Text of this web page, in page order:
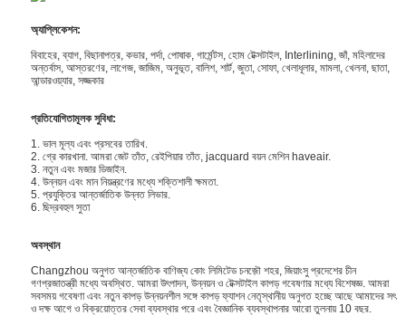
অ্যাপ্লিকেশন:
বিবাহের, ব্যাগ, বিছানাপত্র, কভার, পর্দা, পোষাক, গার্মেন্টস, হোম টেক্সটাইল, Interlining, জাঁ, মহিলাদের
অন্তর্বাস, আস্তরণের, লাগেজ, জাজিম, অনুভূত, বালিশ, শার্ট, জুতা, সোফা, খেলাধূলার, মামলা, খেলনা, ছাতা,
আন্ডারওয়্যার, সজ্জকার
প্রতিযোগিতামূলক সুবিধা:
1. ভাল মূল্য এবং প্রসবের তারিখ.
2. গ্রে কারখানা. আমরা জেট তাঁত, রেইপিয়ার তাঁত, jacquard বয়ন মেশিন haveair.
3. নতুন এবং মজার ডিজাইন.
4. উন্নয়ন এবং মান নিয়ন্ত্রণের মধ্যে শক্তিশালী ক্ষমতা.
5. প্রযুক্তির আন্তর্জাতিক উন্নত লিভার.
6. ছিদ্রবহুল সুতা
অবস্থান
Changzhou অনুগত আন্তর্জাতিক বাণিজ্য কোং লিমিটেড চনজ়ৌ শহর, জিয়াংসু প্রদেশের চীন
গণপ্রজাতন্ত্রী মধ্যে অবস্থিত. আমরা উৎপাদন, উন্নয়ন ও টেক্সটাইল কাপড় গবেষণার মধ্যে বিশেষজ্ঞ. আমরা
সবসময় গবেষণা এবং নতুন কাপড় উন্নয়নশীল সঙ্গে কাপড় ফ্যাশন নেতৃস্থানীয় অনুগত হচ্ছে আছে আমাদের সৎ
ও দক্ষ আগে ও বিক্রয়োত্তর সেবা ব্যবস্থার পরে এবং বৈজ্ঞানিক ব্যবস্থাপনার আরো তুলনায় 10 বছর.